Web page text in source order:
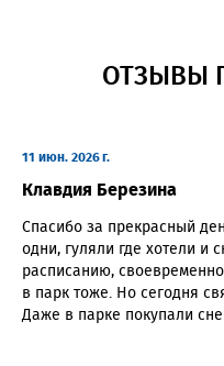
ОТЗЫВЫ
11 июн. 2026 г.
Клавдия Березина
Спасибо за прекрасный
одни, гуляли где хотели и
расписанию,
в парк тоже. Но сегодня
Даже в парке покупали